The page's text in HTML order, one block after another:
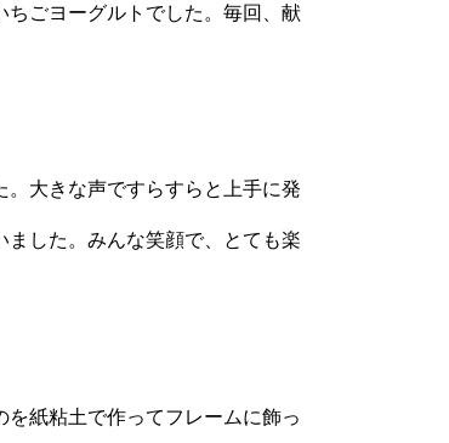
ちごヨーグルトでした。毎回、献
大きな声ですらすらと上手に発
した。みんな笑顔で、とても楽
紙粘土で作ってフレームに飾っ